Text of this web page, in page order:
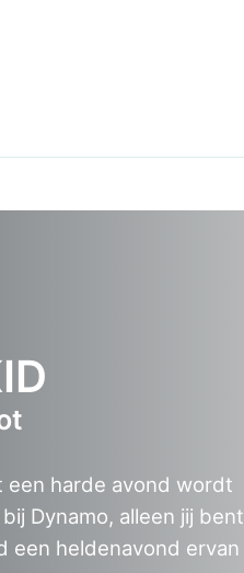
een harde avond wordt
Dynamo, alleen jij bent
een heldenavond ervan